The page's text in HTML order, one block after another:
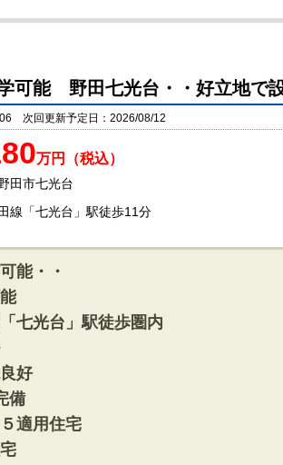
可能 野田七光台・・好立地で
次回更新予定日：2026/08/12
万円（税込）
田市七光台
線「七光台」駅徒歩11分
能・・
七光台」駅徒歩圏内
好
備
適用住宅